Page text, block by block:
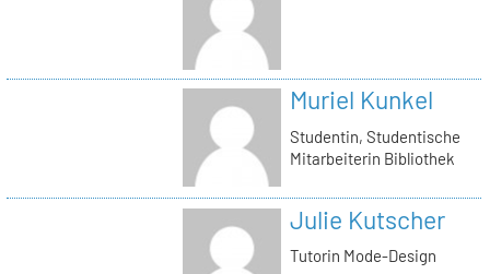
Muriel Kunkel
Studentin, Studentische
Mitarbeiterin Bibliothek
Julie Kutscher
Tutorin Mode-Design